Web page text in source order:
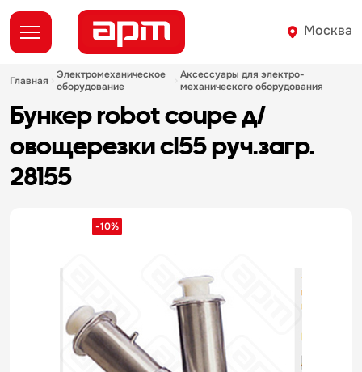
Москва
главная
электромеханическое
оборудование
аксессуары для электро-
механического оборудования
бункер robot coupe д/
овощерезки cl55 руч.загр.
28155
-10%